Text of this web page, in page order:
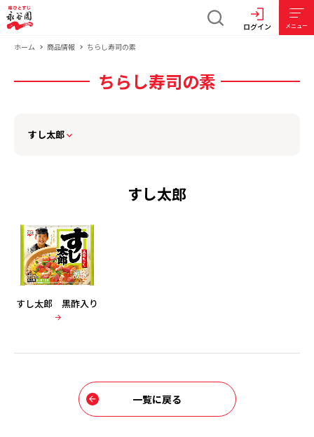
ログイン メニュー
ホーム 商品情報 ちらし寿司の素
ちらし寿司の素
すし太郎
すし太郎
すし太郎 黒酢入り
一覧に戻る